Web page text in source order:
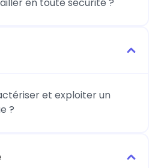
et exploiter un
?